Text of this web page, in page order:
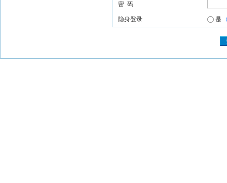
密 码
隐身登录 是